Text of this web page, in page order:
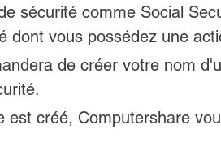
sécurité comme Social
dont vous possédez une
de créer votre nom
est créé, Computershare